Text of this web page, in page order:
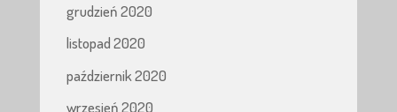
grudzień 2020
listopad 2020
październik 2020
wrzesień 2020